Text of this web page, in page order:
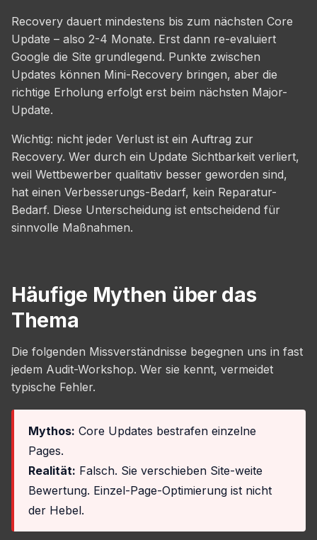
Recovery dauert mindestens bis zum nächsten Core
Update – also 2-4 Monate. Erst dann re-evaluiert
Google die Site grundlegend. Punkte zwischen
Updates können Mini-Recovery bringen, aber die
richtige Erholung erfolgt erst beim nächsten Major-
Update.
Wichtig: nicht jeder Verlust ist ein Auftrag zur
Recovery. Wer durch ein Update Sichtbarkeit verliert,
weil Wettbewerber qualitativ besser geworden sind,
hat einen Verbesserungs-Bedarf, kein Reparatur-
Bedarf. Diese Unterscheidung ist entscheidend für
sinnvolle Maßnahmen.
Häufige Mythen über das
Thema
Die folgenden Missverständnisse begegnen uns in fast
jedem Audit-Workshop. Wer sie kennt, vermeidet
typische Fehler.
Mythos: Core Updates bestrafen einzelne
Pages.
Realität: Falsch. Sie verschieben Site-weite
Bewertung. Einzel-Page-Optimierung ist nicht
der Hebel.